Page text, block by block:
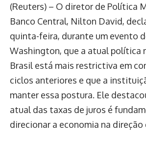
(Reuters) – O diretor de Política
Banco Central, Nilton David,
quinta-feira, durante um evento
Washington, que a atual política
Brasil está mais restrictiva em
ciclos anteriores e que a
manter essa postura. Ele
atual das taxas de juros é
direcionar a economia na direção